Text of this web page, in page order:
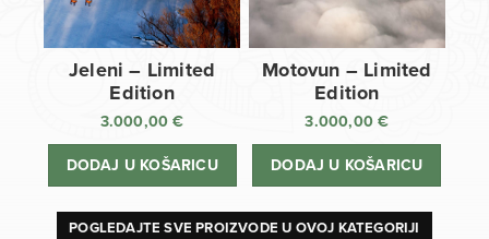
Jeleni – Limited
Edition
3.000,00€
DODAJ U KOŠARICU
Motovun – Limited
Edition
3.000,00€
DODAJ U KOŠARICU
POGLEDAJTE SVE PROIZVODE U OVOJ KATEGORIJI